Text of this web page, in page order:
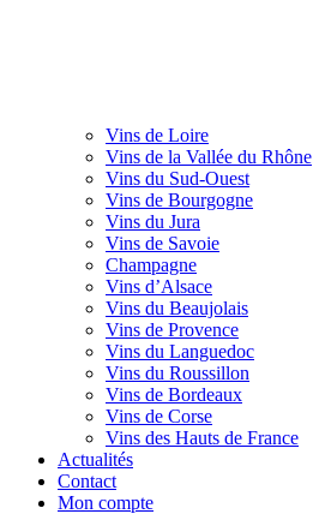
Vins de Loire
Vins de la Vallée du Rhône
Vins du Sud-Ouest
Vins de Bourgogne
Vins du Jura
Vins de Savoie
Champagne
Vins d’Alsace
Vins du Beaujolais
Vins de Provence
Vins du Languedoc
Vins du Roussillon
Vins de Bordeaux
Vins de Corse
Vins des Hauts de France
Actualités
Contact
Mon compte